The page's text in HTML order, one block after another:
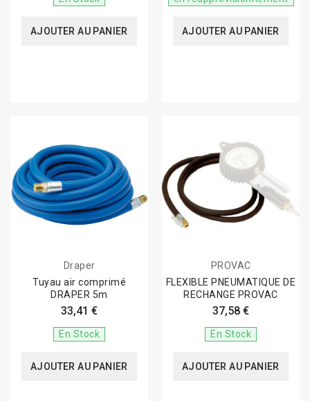
AJOUTER AU PANIER AJOUTER AU PANIER
Draper
Tuyau air comprimé
DRAPER 5m
33,41 €
En Stock
AJOUTER AU PANIER
PROVAC
FLEXIBLE PNEUMATIQUE DE
RECHANGE PROVAC
37,58 €
En Stock
AJOUTER AU PANIER